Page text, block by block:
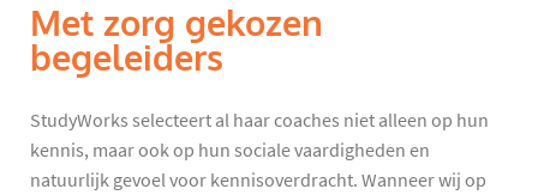
Met zorg gekozen
begeleiders
StudyWorks selecteert al haar coaches niet alleen op hun
kennis, maar ook op hun sociale vaardigheden en
natuurlijk gevoel voor kennisoverdracht. Wanneer wij op